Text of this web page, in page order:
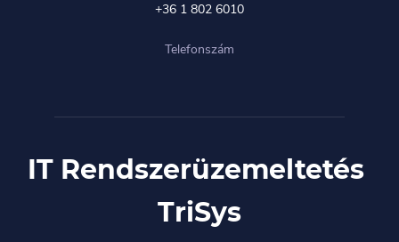
+36 1 802 6010
Telefonszám
IT Rendszerüzemeltetés
TriSys